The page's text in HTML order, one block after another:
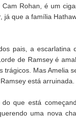
Rohan, é um
que a família
pais, a escarlatina
de Ramsey é
Mas Amelia
está
que está
uma nova